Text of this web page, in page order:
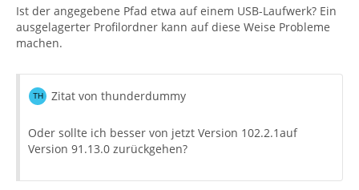
Ist der angegebene Pfad etwa auf einem USB-Laufwerk? Ein
ausgelagerter Profilordner kann auf diese Weise Probleme
machen.
Zitat von thunderdummy
Oder sollte ich besser von jetzt Version 102.2.1auf
Version 91.13.0 zurückgehen?